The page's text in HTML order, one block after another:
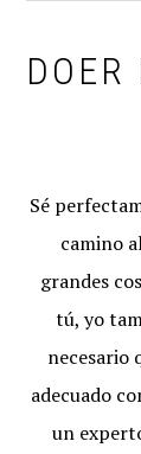
mainDOER
Sé
camino
grandes
tú, yo
necesario
adecuado
un